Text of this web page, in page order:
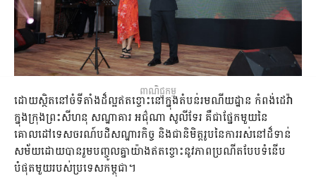
ពាណិជ្ជកម្ម
ដោយស្ថិតនៅចំទីតាំងដ៏ល្អឥតខ្ចោះនៅក្នុងតំបន់រមណីយដ្ឋាន កំពង់ដេវ៉ា
ក្នុងក្រុងព្រះសីហនុ សណ្ឋាគារ អជ៌ុណា សូលីទែរ គឺជាផ្នែកមួយនៃ
គោលដៅទេសចរណ៍បដិសណ្ឋារកិច្ច និងជានិមិត្តរូបនៃការរស់នៅដ៏ទាន់
សម័យដោយបានរួមបញ្ចូលគ្នាយ៉ាងឥតខ្ចោះនូវភាពប្រណីតបែបទំនើប
បំផុតមួយរបស់ប្រទេសកម្ពុជា។